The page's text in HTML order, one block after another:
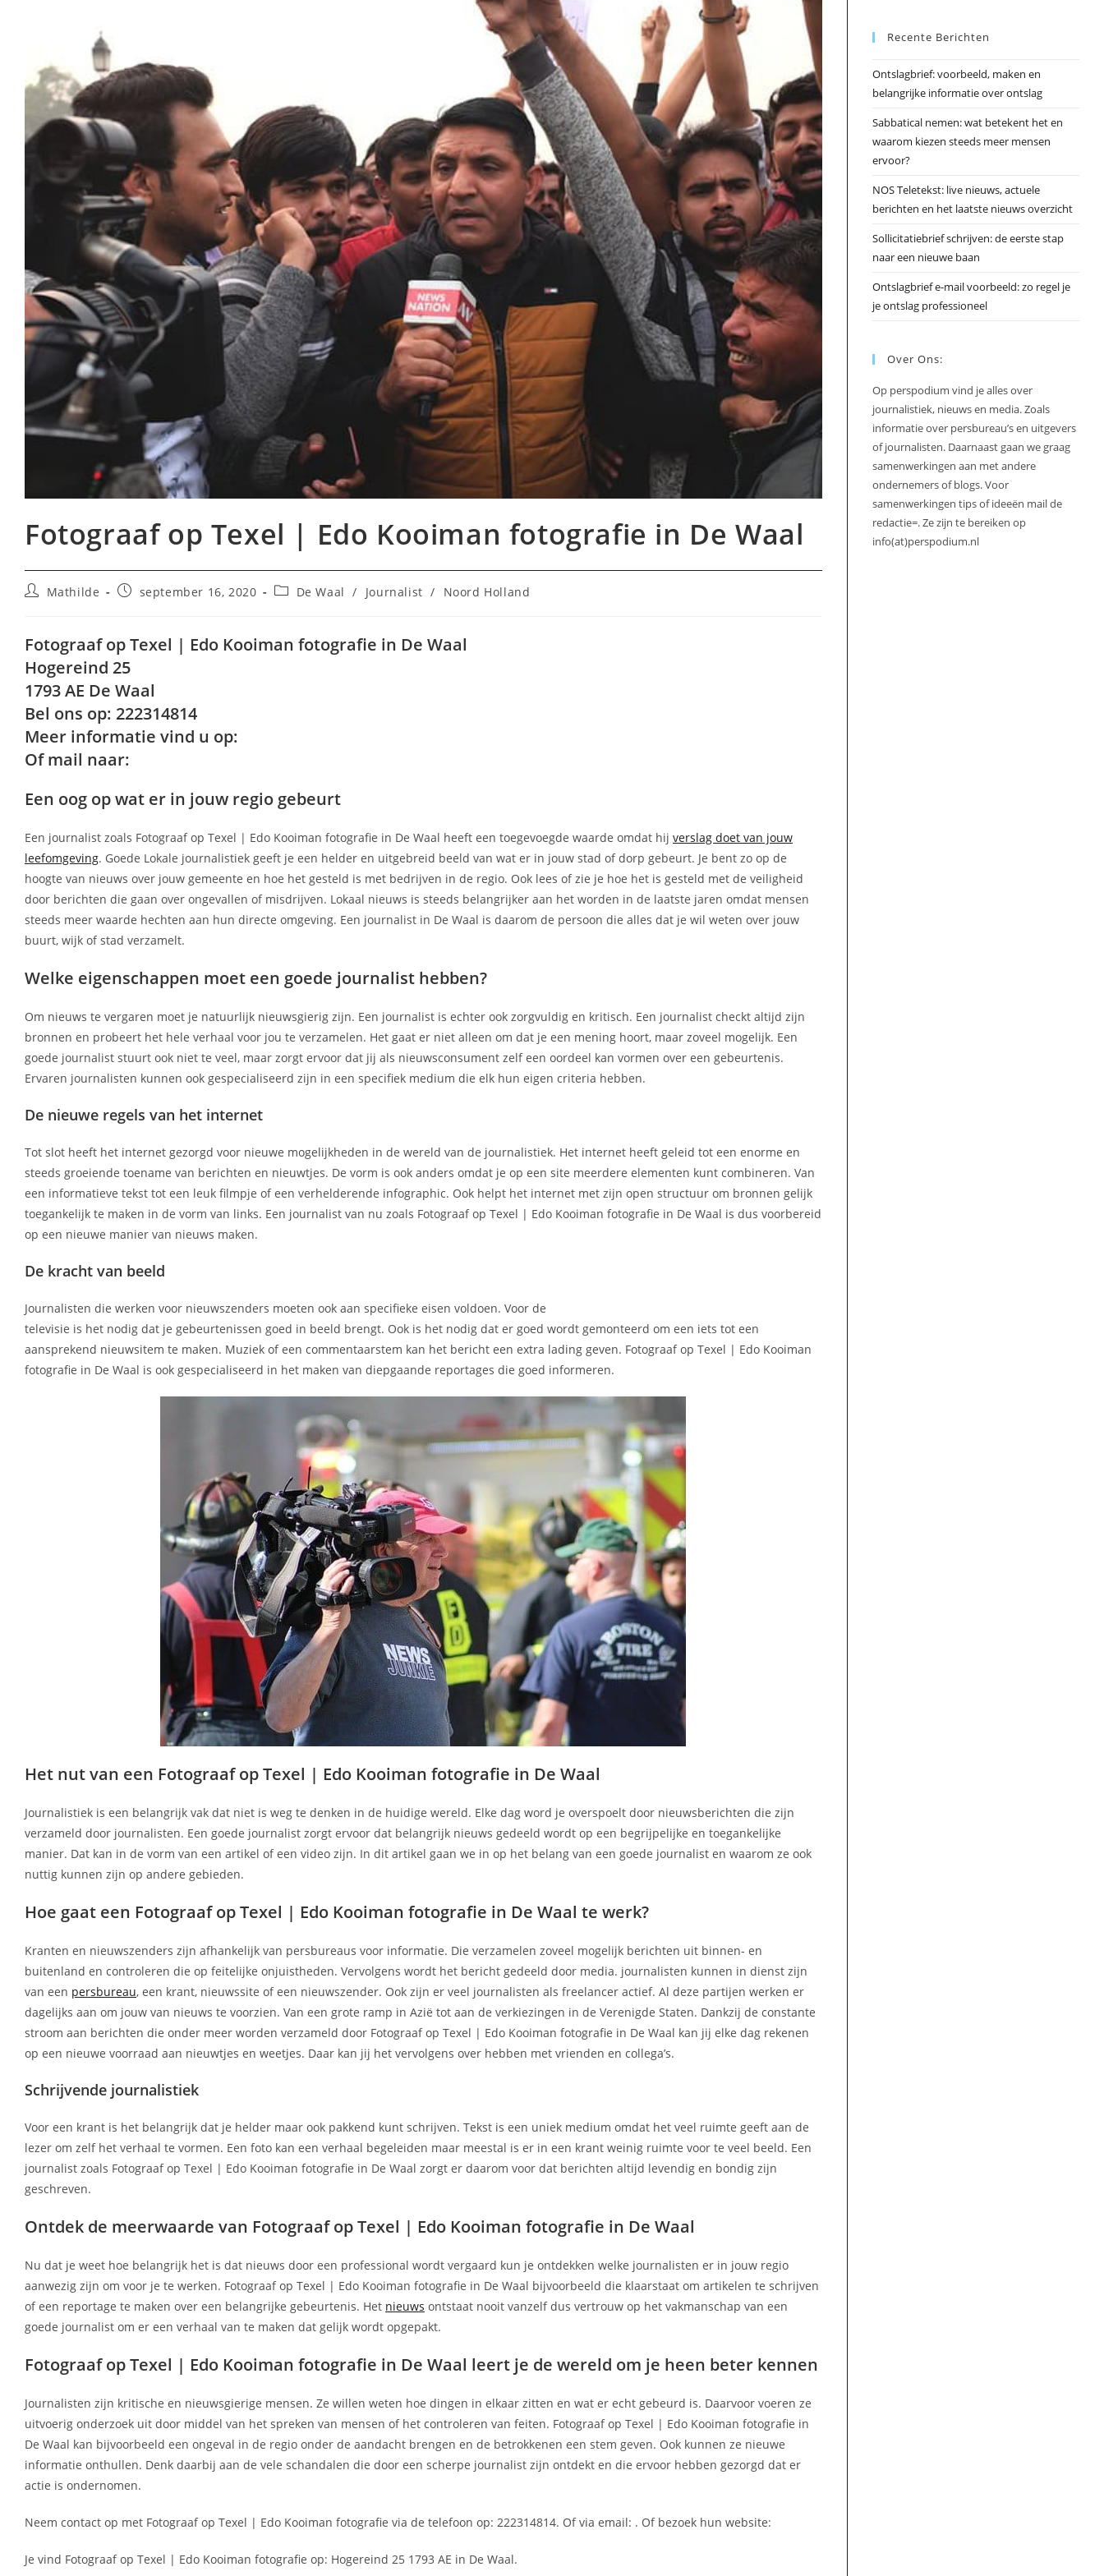
Fotograaf op Texel | Edo Kooiman fotografie in De Waal
BerichtMathilde
Berichtseptember 16, 2020 Berichtcategorie:
De Waal / Journalist / Noord Holland
Fotograaf op Texel | Edo Kooiman fotografie in De Waal
Hogereind 25
1793 AE De Waal
Bel ons op: 222314814
Meer informatie vind u op:
Of mail naar:
Een oog op wat er in jouw regio gebeurt
Een journalist zoals Fotograaf op Texel | Edo Kooiman fotografie in De Waal heeft een toegevoegde waarde omdat hij verslag doet van jouw
leefomgeving. Goede Lokale journalistiek geeft je een helder en uitgebreid beeld van wat er in jouw stad of dorp gebeurt. Je bent zo op de
hoogte van nieuws over jouw gemeente en hoe het gesteld is met bedrijven in de regio. Ook lees of zie je hoe het is gesteld met de veiligheid
door berichten die gaan over ongevallen of misdrijven. Lokaal nieuws is steeds belangrijker aan het worden in de laatste jaren omdat mensen
steeds meer waarde hechten aan hun directe omgeving. Een journalist in De Waal is daarom de persoon die alles dat je wil weten over jouw
buurt, wijk of stad verzamelt.
Welke eigenschappen moet een goede journalist hebben?
Om nieuws te vergaren moet je natuurlijk nieuwsgierig zijn. Een journalist is echter ook zorgvuldig en kritisch. Een journalist checkt altijd zijn
bronnen en probeert het hele verhaal voor jou te verzamelen. Het gaat er niet alleen om dat je een mening hoort, maar zoveel mogelijk. Een
goede journalist stuurt ook niet te veel, maar zorgt ervoor dat jij als nieuwsconsument zelf een oordeel kan vormen over een gebeurtenis.
Ervaren journalisten kunnen ook gespecialiseerd zijn in een specifiek medium die elk hun eigen criteria hebben.
De nieuwe regels van het internet
Tot slot heeft het internet gezorgd voor nieuwe mogelijkheden in de wereld van de journalistiek. Het internet heeft geleid tot een enorme en
steeds groeiende toename van berichten en nieuwtjes. De vorm is ook anders omdat je op een site meerdere elementen kunt combineren. Van
een informatieve tekst tot een leuk filmpje of een verhelderende infographic. Ook helpt het internet met zijn open structuur om bronnen gelijk
toegankelijk te maken in de vorm van links. Een journalist van nu zoals Fotograaf op Texel | Edo Kooiman fotografie in De Waal is dus voorbereid
op een nieuwe manier van nieuws maken.
De kracht van beeld
Journalisten die werken voor nieuwszenders moeten ook aan specifieke eisen voldoen. Voor de
televisie is het nodig dat je gebeurtenissen goed in beeld brengt. Ook is het nodig dat er goed wordt gemonteerd om een iets tot een
aansprekend nieuwsitem te maken. Muziek of een commentaarstem kan het bericht een extra lading geven. Fotograaf op Texel | Edo Kooiman
fotografie in De Waal is ook gespecialiseerd in het maken van diepgaande reportages die goed informeren.
Het nut van een Fotograaf op Texel | Edo Kooiman fotografie in De Waal
Journalistiek is een belangrijk vak dat niet is weg te denken in de huidige wereld. Elke dag word je overspoelt door nieuwsberichten die zijn
verzameld door journalisten. Een goede journalist zorgt ervoor dat belangrijk nieuws gedeeld wordt op een begrijpelijke en toegankelijke
manier. Dat kan in de vorm van een artikel of een video zijn. In dit artikel gaan we in op het belang van een goede journalist en waarom ze ook
nuttig kunnen zijn op andere gebieden.
Hoe gaat een Fotograaf op Texel | Edo Kooiman fotografie in De Waal te werk?
Kranten en nieuwszenders zijn afhankelijk van persbureaus voor informatie. Die verzamelen zoveel mogelijk berichten uit binnen- en
buitenland en controleren die op feitelijke onjuistheden. Vervolgens wordt het bericht gedeeld door media. journalisten kunnen in dienst zijn
van een persbureau, een krant, nieuwssite of een nieuwszender. Ook zijn er veel journalisten als freelancer actief. Al deze partijen werken er
dagelijks aan om jouw van nieuws te voorzien. Van een grote ramp in Azië tot aan de verkiezingen in de Verenigde Staten. Dankzij de constante
stroom aan berichten die onder meer worden verzameld door Fotograaf op Texel | Edo Kooiman fotografie in De Waal kan jij elke dag rekenen
op een nieuwe voorraad aan nieuwtjes en weetjes. Daar kan jij het vervolgens over hebben met vrienden en collega’s.
Schrijvende journalistiek
Voor een krant is het belangrijk dat je helder maar ook pakkend kunt schrijven. Tekst is een uniek medium omdat het veel ruimte geeft aan de
lezer om zelf het verhaal te vormen. Een foto kan een verhaal begeleiden maar meestal is er in een krant weinig ruimte voor te veel beeld. Een
journalist zoals Fotograaf op Texel | Edo Kooiman fotografie in De Waal zorgt er daarom voor dat berichten altijd levendig en bondig zijn
geschreven.
Ontdek de meerwaarde van Fotograaf op Texel | Edo Kooiman fotografie in De Waal
Nu dat je weet hoe belangrijk het is dat nieuws door een professional wordt vergaard kun je ontdekken welke journalisten er in jouw regio
aanwezig zijn om voor je te werken. Fotograaf op Texel | Edo Kooiman fotografie in De Waal bijvoorbeeld die klaarstaat om artikelen te schrijven
of een reportage te maken over een belangrijke gebeurtenis. Het nieuws ontstaat nooit vanzelf dus vertrouw op het vakmanschap van een
goede journalist om er een verhaal van te maken dat gelijk wordt opgepakt.
Fotograaf op Texel | Edo Kooiman fotografie in De Waal leert je de wereld om je heen beter kennen
Journalisten zijn kritische en nieuwsgierige mensen. Ze willen weten hoe dingen in elkaar zitten en wat er echt gebeurd is. Daarvoor voeren ze
uitvoerig onderzoek uit door middel van het spreken van mensen of het controleren van feiten. Fotograaf op Texel | Edo Kooiman fotografie in
De Waal kan bijvoorbeeld een ongeval in de regio onder de aandacht brengen en de betrokkenen een stem geven. Ook kunnen ze nieuwe
informatie onthullen. Denk daarbij aan de vele schandalen die door een scherpe journalist zijn ontdekt en die ervoor hebben gezorgd dat er
actie is ondernomen.
Neem contact op met Fotograaf op Texel | Edo Kooiman fotografie via de telefoon op: 222314814. Of via email: . Of bezoek hun website:
Je vind Fotograaf op Texel | Edo Kooiman fotografie op: Hogereind 25 1793 AE in De Waal.
Recente Berichten
Ontslagbrief: voorbeeld, maken en
belangrijke informatie over ontslag
Sabbatical nemen: wat betekent het en
waarom kiezen steeds meer mensen
ervoor?
NOS Teletekst: live nieuws, actuele
berichten en het laatste nieuws overzicht
Sollicitatiebrief schrijven: de eerste stap
naar een nieuwe baan
Ontslagbrief e-mail voorbeeld: zo regel je
je ontslag professioneel
Over Ons:
Op perspodium vind je alles over
journalistiek, nieuws en media. Zoals
informatie over persbureau’s en uitgevers
of journalisten. Daarnaast gaan we graag
samenwerkingen aan met andere
ondernemers of blogs. Voor
samenwerkingen tips of ideeën mail de
redactie=. Ze zijn te bereiken op
info(at)perspodium.nl